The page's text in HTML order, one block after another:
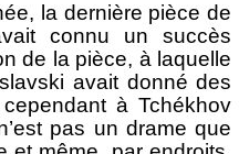
la dernière pièce de
connu un succès
de la pièce, à laquelle
avait donné des
à Tchékhov
pas un drame que